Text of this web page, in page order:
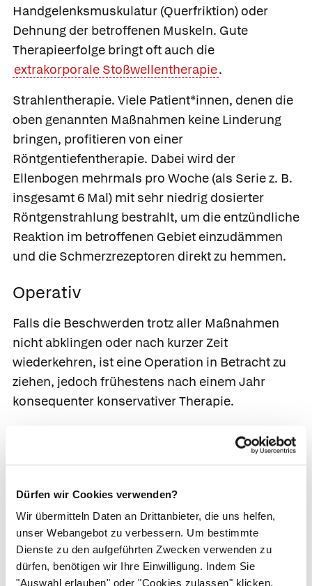
Dürfen wir Cookies verwenden?
Wir übermitteln Daten an Drittanbieter, die uns helfen,
unser Webangebot zu verbessern. Um bestimmte
Dienste zu den aufgeführten Zwecken verwenden zu
dürfen, benötigen wir Ihre Einwilligung. Indem Sie
"Auswahl erlauben" oder "Cookies zulassen" klicken,
Handgelenksmuskulatur (Querfriktion) oder
Dehnung der betroffenen Muskeln. Gute
Therapieerfolge bringt oft auch die
extrakorporale Stoßwellentherapie.
Strahlentherapie. Viele Patient*innen, denen die
oben genannten Maßnahmen keine Linderung
bringen, profitieren von einer
Röntgentiefentherapie. Dabei wird der
Ellenbogen mehrmals pro Woche (als Serie z. B.
insgesamt 6 Mal) mit sehr niedrig dosierter
Röntgenstrahlung bestrahlt, um die entzündliche
Reaktion im betroffenen Gebiet einzudämmen
und die Schmerzrezeptoren direkt zu hemmen.
Operativ
Falls die Beschwerden trotz aller Maßnahmen
nicht abklingen oder nach kurzer Zeit
wiederkehren, ist eine Operation in Betracht zu
ziehen, jedoch frühestens nach einem Jahr
konsequenter konservativer Therapie.
Häufige Verfahren sind die Operationen nach
Wilhelm bzw. Hohmann, die auch oft kombiniert
werden.
Bei der Operation nach Hohmann
Ärzt*in die betroffenen Sehnen nahe am
Ansatz ein, wodurch die Muskelspannung
reduziert wird.